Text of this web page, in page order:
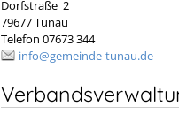
Dorfstraße 2
79677 Tunau
Telefon 07673 344
info@gemeinde-tunau.de